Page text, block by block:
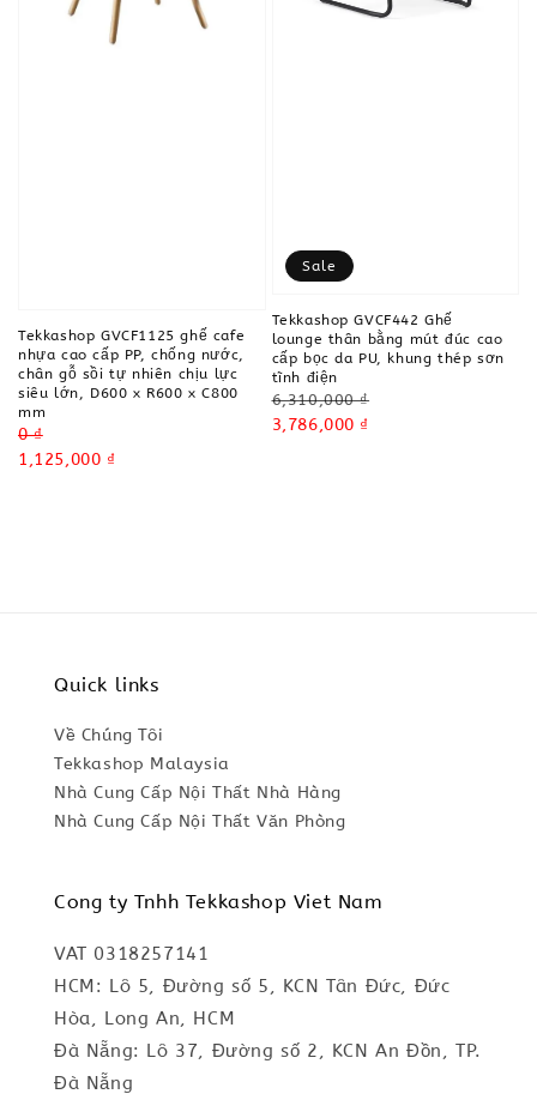
Tekkashop GVCF1125 ghế cafe
nhựa cao cấp PP, chống nước,
chân gỗ sồi tự nhiên chịu lực
siêu lớn, D600 x R600 x C800
mm
Regular
price
0 ₫
Sale
1,125,000 ₫
Sale
Tekkashop GVCF442 Ghế
lounge thân bằng mút đúc cao
cấp bọc da PU, khung thép sơn
tĩnh điện
Regular
price
6,310,000 ₫
Sale
3,786,000 ₫
Quick links
Về Chúng Tôi
Tekkashop Malaysia
Nhà Cung Cấp Nội Thất Nhà Hàng
Nhà Cung Cấp Nội Thất Văn Phòng
Cong ty Tnhh Tekkashop Viet Nam
VAT 0318257141
HCM: Lô 5, Đường số 5, KCN Tân Đức, Đức
Hòa, Long An, HCM
Đà Nẵng: Lô 37, Đường số 2, KCN An Đồn, TP.
Đà Nẵng